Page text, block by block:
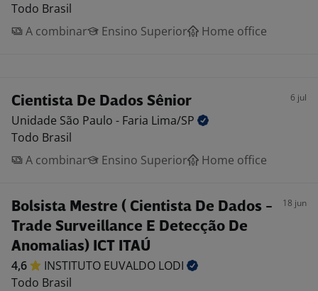
Todo Brasil
A combinar
Ensino Superior Home office
Cientista De Dados Sênior 6 jul
Unidade São Paulo - Faria Lima/SP
Todo Brasil
A combinar
Ensino Superior Home office
Bolsista Mestre ( Cientista De Dados -
Trade Surveillance E Detecção De
Anomalias) ICT ITAÚ
18 jun
4,6 INSTITUTO EUVALDO LODI
Todo Brasil